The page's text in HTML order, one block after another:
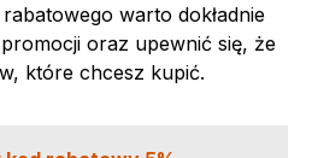
warto dokładnie
oraz upewnić się, że
które chcesz kupić.